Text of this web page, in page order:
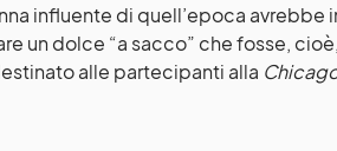
influente di quell’epoca avrebbe
un dolce “a sacco” che fosse,
alle partecipanti alla